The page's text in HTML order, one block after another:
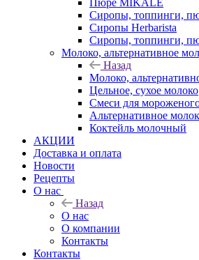
Пюре MIKALE
Сиропы, топпинги,
Сиропы Herbarista
Сиропы, топпинги,
Молоко, альтернативное
Назад
Молоко,
Цельное, сухое молоко
Смеси для
Альтернативное
Коктейль молочный
АКЦИИ
Доставка и оплата
Новости
Рецепты
О нас
Назад
О нас
О компании
Контакты
Контакты